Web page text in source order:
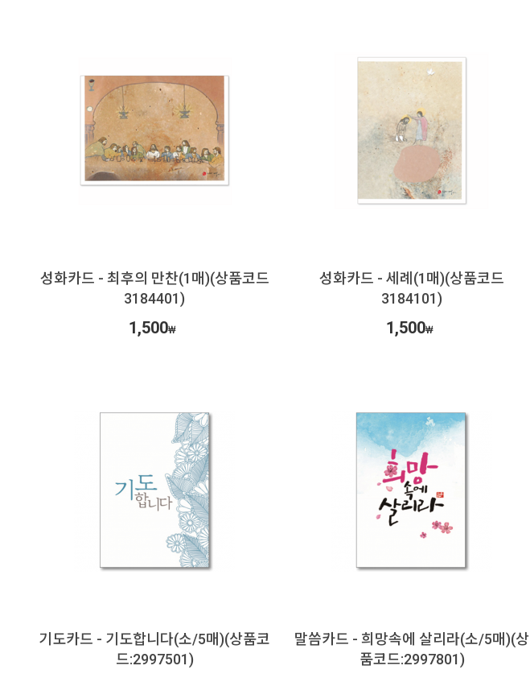
성화카드 - 최후의 만찬(1매)(상품코드
3184401)
1,500₩
성화카드 - 세례(1매)(상품코드
3184101)
1,500₩
기도카드 - 기도합니다(소/5매)(상품코
드:2997501)
말씀카드 - 희망속에 살리라(소/5매)(상
품코드:2997801)